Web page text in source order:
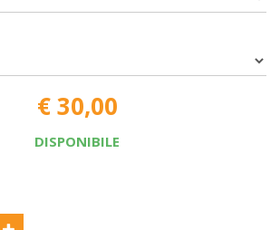
€ 30,00
DISPONIBILE